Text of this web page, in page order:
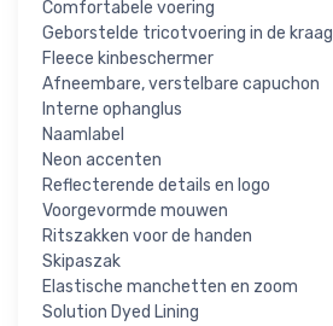
Comfortabele voering
Geborstelde tricotvoering in de kraag
Fleece kinbeschermer
Afneembare, verstelbare capuchon
Interne ophanglus
Naamlabel
Neon accenten
Reflecterende details en logo
Voorgevormde mouwen
Ritszakken voor de handen
Skipaszak
Elastische manchetten en zoom
Solution Dyed Lining